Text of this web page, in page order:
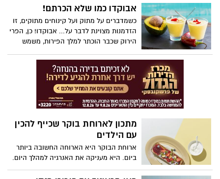
הקיץ.
אבוקדו כמו שלא הכרתם!
כשמדברים על מתוק ועל קינוחים מתוקים, זו
הזדמנות מצוינת לדבר על... אבוקדו! כן, הפרי
הירוק שכבר הוכתר למלך הפירות, משמש
למצוא מתכונים לעוגות אבוקדו, מוס אבוקדו
ואפילו לרכוש בגלידריות מובחרות גלידה עם
אבוקדו! ואיך מכינים טראפלס אבוקדו?
מתכון לארוחת בוקר שכייף להכין
עם הילדים
ארוחת הבוקר היא הארוחה החשובה ביותר
ביום. היא מעניקה את האנרגיה למהלך היום.
לקראת החופש הגדול, רשת קפה גרג מנדבת